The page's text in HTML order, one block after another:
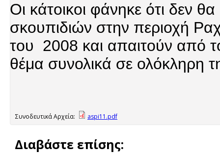
Οι κάτοικοι φάνηκε ότι δεν
σκουπιδιών στην περιοχή
του 2008 και απαιτούν από
θέμα συνολικά σε ολόκληρη
Συνοδευτικά Αρχεία: aspi11.pdf
Διαβάστε επίσης: